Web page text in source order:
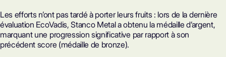
Les efforts n’ont pas tardé à porter leurs fruits : lors de la dernière
évaluation EcoVadis, Stanco Metal a obtenu la médaille d’argent,
marquant une progression significative par rapport à son
précédent score (médaille de bronze).